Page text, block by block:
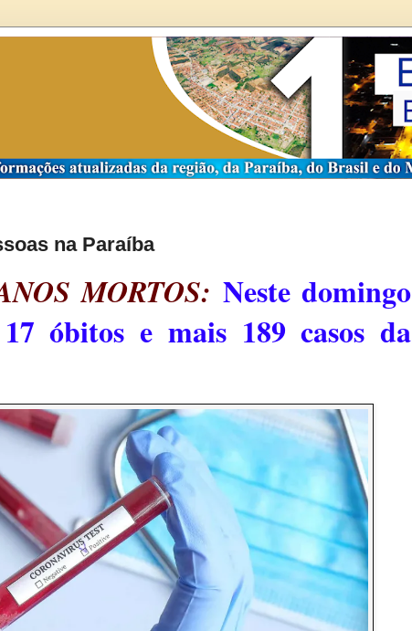
na Paraíba
MORTOS: Neste domingo
óbitos e mais 189 casos da